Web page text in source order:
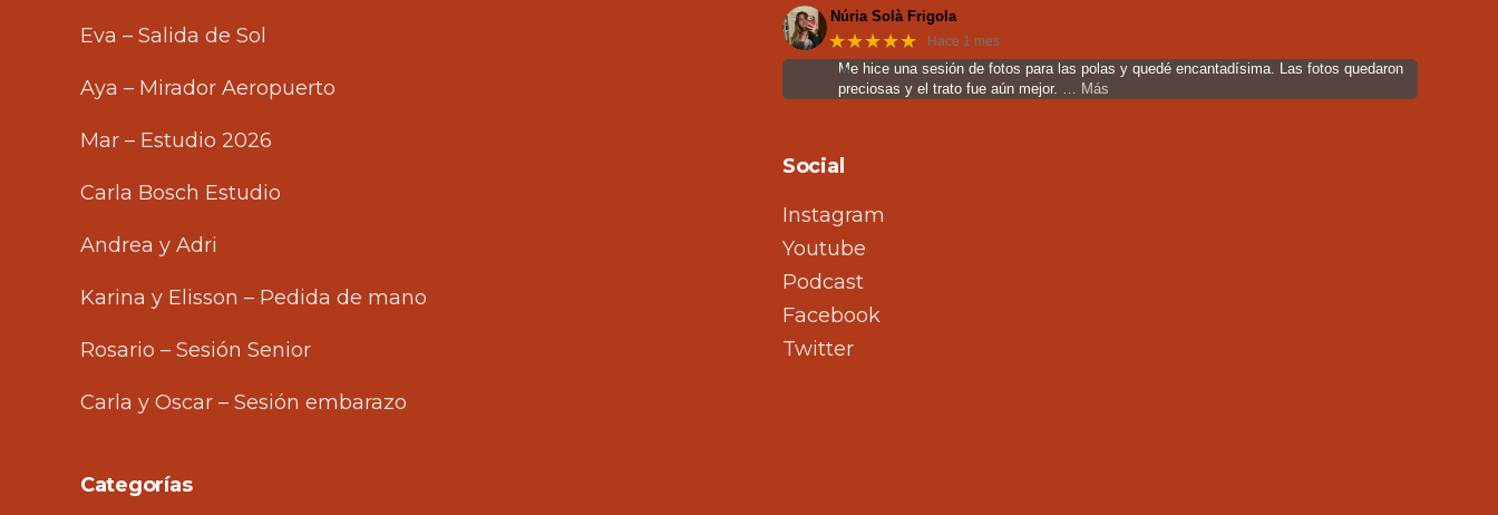
Eva – Salida de Sol
Aya – Mirador Aeropuerto
Mar – Estudio 2026
Carla Bosch Estudio
Andrea y Adri
Karina y Elisson – Pedida de mano
Rosario – Sesión Senior
Carla y Oscar – Sesión embarazo
Categorías
Núria Solà Frigola
★★★★★ Hace 1 mes
Me hice una sesión de fotos para las polas y quedé encantadísima. Las fotos quedaron
preciosas y el trato fue aún mejor.
… Más
Social
Instagram
Youtube
Podcast
Facebook
Twitter